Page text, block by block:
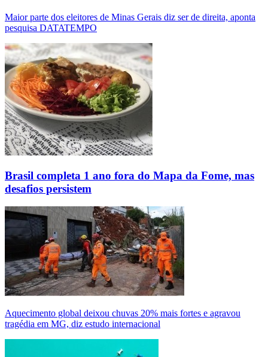
Maior parte dos eleitores de Minas Gerais diz ser de direita, aponta
pesquisa DATATEMPO
Brasil completa 1 ano fora do Mapa da Fome, mas
desafios persistem
Aquecimento global deixou chuvas 20% mais fortes e agravou
tragédia em MG, diz estudo internacional